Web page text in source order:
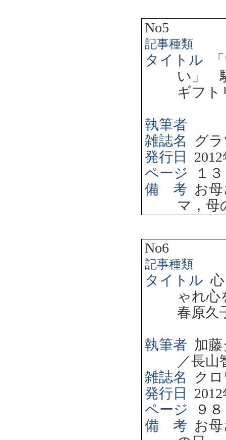
No5
記事種類
タイトル
い」
ギフト
執筆者
雑誌名
グ
発行日
2012
ページ
１
備 考 お
マ，母
No6
記事種類
タイトル
ゃれ
春原久
執筆者 加
／長山
雑誌名
ク
発行日
2012
ページ
９
備 考 お